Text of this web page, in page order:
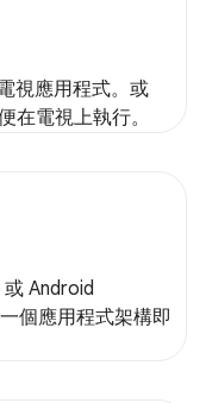
視應用程式。或
在電視上執行。
Android
個應用程式架構即